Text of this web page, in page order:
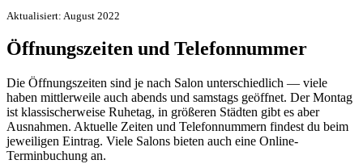
Aktualisiert: August 2022
Öffnungszeiten und Telefonnummer
Die Öffnungszeiten sind je nach Salon unterschiedlich — viele
haben mittlerweile auch abends und samstags geöffnet. Der Montag
ist klassischerweise Ruhetag, in größeren Städten gibt es aber
Ausnahmen. Aktuelle Zeiten und Telefonnummern findest du beim
jeweiligen Eintrag. Viele Salons bieten auch eine Online-
Terminbuchung an.